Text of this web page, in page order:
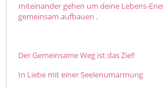
miteinander gehen um deine Lebens-
gemeinsam aufbauen .
Der Gemeinsame Weg ist das Ziel!
In Liebe mit einer Seelenumarmung